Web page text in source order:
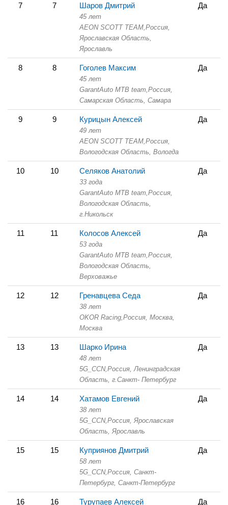
7 7 Шаров Дмитрий
45 лет
AEON SCOTT TEAM, Россия,
Ярославская Область,
Ярославль
Да
8 8 Гоголев Максим
45 лет
GarantAuto MTB team, Россия,
Самарская Область, Самара
Да
9 9 Курицын Алексей
49 лет
AEON SCOTT TEAM, Россия,
Вологодская Область, Вологда
Да
10 10 Селяков Анатолий
33 года
GarantAuto MTB team, Россия,
Вологодская Область,
г.Никольск
Да
11 11 Колосов Алексей
53 года
GarantAuto MTB team, Россия,
Вологодская Область,
Верховажье
Да
12 12 Гренавцева Седа
38 лет
OKOR Racing, Россия, Москва,
Москва
Да
13 13 Шарко Ирина
48 лет
5G_CCN, Россия, Ленинградская
Область, г.Санкт- Петербург
Да
14 14 Хатамов Евгений
38 лет
5G_CCN, Россия, Ярославская
Область, Ярославль
Да
15 15 Куприянов Дмитрий
58 лет
5G_CCN, Россия, Санкт-
Петербург, Санкт-Петербург
Да
16 16 Турупаев Алексей Да